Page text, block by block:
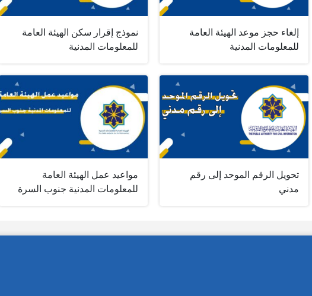
إلغاء حجز موعد الهيئة العامة
للمعلومات المدنية
نموذج إقرار سكن الهيئة العامة
للمعلومات المدنية
تحويل الرقم الموحد إلى رقم
مدني
مواعيد عمل الهيئة العامة
للمعلومات المدنية جنوب السرة